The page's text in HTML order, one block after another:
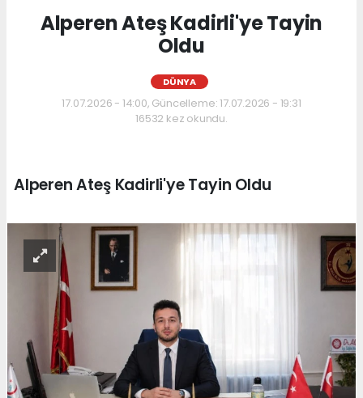
Alperen Ateş Kadirli'ye Tayin
Oldu
DÜNYA
17.07.2026 - 14:00, Güncelleme: 17.07.2026 - 19:31
16532 kez okundu.
Alperen Ateş Kadirli'ye Tayin Oldu